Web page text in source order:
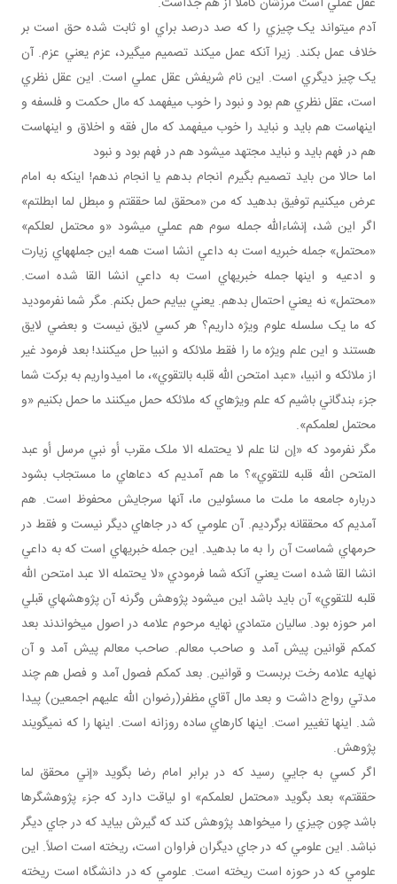
آدم مي تواند يک چيزي را که صد درصد براي او ثابت شده حق است بر
خلاف عمل بکند. زيرا آنکه عمل مي کند تصميم مي گيرد، عزم يعني عزم. آن
يک چيز ديگري است. اين نام شريفش عقل عملي است. اين عقل نظري
است، عقل نظري هم بود و نبود را خوب مي فهمد که مال حکمت و فلسفه و
اينهاست هم بايد و نبايد را خوب مي فهمد که مال فقه و اخلاق و اينهاست
هم در فهم بايد و نبايد مجتهد مي شود هم در فهم بود و نبود
اما حالا من بايد تصميم بگيرم انجام بدهم يا انجام ندهم! اينکه به امام
عرض مي کنيم توفيق بدهيد که من «محقق لما حققتم و مبطل لما ابطلتم»
اگر اين شد، إن شاءالله جمله سوم هم عملي مي شود «و محتمل لعلکم»
«محتمل» جمله خبريه است به داعي انشا است همه اين جمله هاي زيارت
و ادعيه و اينها جمله خبريه اي است به داعي انشا القا شده است.
«محتمل» نه يعني احتمال بدهم. يعني بيايم حمل بکنم. مگر شما نفرموديد
که ما يک سلسله علوم ويژه داريم؟ هر کسي لايق نيست و بعضي لايق
هستند و اين علم ويژه ما را فقط ملائکه و انبيا حل مي کنند! بعد فرمود غير
از ملائکه و انبيا، «عبد امتحن الله قلبه بالتقوي»، ما اميدواريم به برکت شما
جزء بندگاني باشيم که علم ويژه اي که ملائکه حمل مي کنند ما حمل بکنيم «و
محتمل لعلمکم».
مگر نفرمود که «إن لنا علم لا يحتمله الا ملک مقرب أو نبي مرسل أو عبد
المتحن الله قلبه للتقوي»؟ ما هم آمديم که دعاهاي ما مستجاب بشود
درباره جامعه ما ملت ما مسئولين ما، آنها سرجايش محفوظ است. هم
آمديم که محققانه برگرديم. آن علومي که در جاهاي ديگر نيست و فقط در
حرم هاي شماست آن را به ما بدهيد. اين جمله خبريه اي است که به داعي
انشا القا شده است يعني آنکه شما فرمودي «لا يحتمله الا عبد امتحن الله
قلبه للتقوي» آن بايد باشد اين مي شود پژوهش وگرنه آن پژوهش هاي قبلي
امر حوزه بود. ساليان متمادي نهايه مرحوم علامه در اصول مي خواندند بعد
کم کم قوانين پيش آمد و صاحب معالم. صاحب معالم پيش آمد و آن
نهايه علامه رخت بربست و قوانين. بعد کم کم فصول آمد و فصل هم چند
مدتي رواج داشت و بعد مال آقاي مظفر(رضوان الله عليهم اجمعين) پيدا
شد. اينها تغيير است. اينها کارهاي ساده روزانه است. اينها را که نمي گويند
پژوهش.
اگر کسي به جايي رسيد که در برابر امام رضا بگويد «إني محقق لما
حققتم» بعد بگويد «محتمل لعلمکم» او لياقت دارد که جزء پژوهشگرها
باشد چون چيزي را مي خواهد پژوهش کند که گيرش بيايد که در جاي ديگر
نباشد. اين علومي که در جاي ديگران فراوان است، ريخته است اصلاً. اين
علومي که در حوزه است ريخته است. علومي که در دانشگاه است ريخته